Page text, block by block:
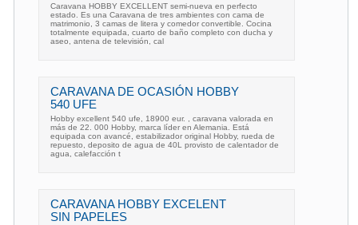
Caravana HOBBY EXCELLENT semi-nueva en perfecto
estado. Es una Caravana de tres ambientes con cama de
matrimonio, 3 camas de litera y comedor convertible. Cocina
totalmente equipada, cuarto de baño completo con ducha y
aseo, antena de televisión, cal
CARAVANA DE OCASIÓN HOBBY
540 UFE
Hobby excellent 540 ufe, 18900 eur. , caravana valorada en
más de 22. 000 Hobby, marca líder en Alemania. Está
equipada con avancé, estabilizador original Hobby, rueda de
repuesto, deposito de agua de 40L provisto de calentador de
agua, calefacción t
CARAVANA HOBBY EXCELENT
SIN PAPELES